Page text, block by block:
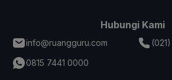
Hubungi Kami
info@ruangguru.com
0815 7441 0000